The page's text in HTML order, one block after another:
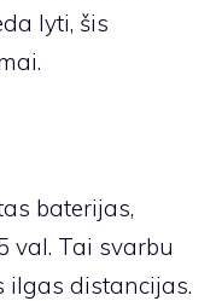
lyti, šis
baterijas,
val. Tai svarbu
ilgas distancijas.